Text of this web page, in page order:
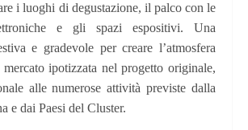
i luoghi di degustazione, il palco con le
e gli spazi espositivi. Una
e gradevole per creare l’atmosfera
ipotizzata nel progetto originale,
alle numerose attività previste dalla
e dai Paesi del Cluster.